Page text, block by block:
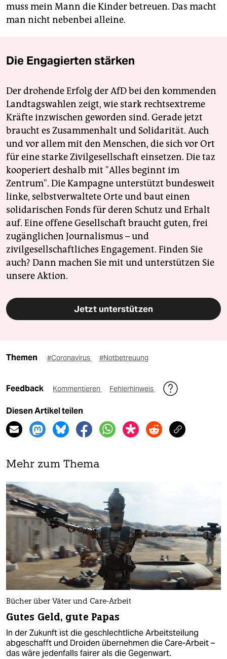
muss mein Mann die Kinder betreuen. Das macht
man nicht nebenbei alleine.
Die Engagierten stärken
Der drohende Erfolg der AfD bei den kommenden
Landtagswahlen zeigt, wie stark rechtsextreme
Kräfte inzwischen geworden sind. Gerade jetzt
braucht es Zusammenhalt und Solidarität. Auch
und vor allem mit den Menschen, die sich vor Ort
für eine starke Zivilgesellschaft einsetzen. Die taz
kooperiert deshalb mit "Alles beginnt im
Zentrum". Die Kampagne unterstützt bundesweit
linke, selbstverwaltete Orte und baut einen
solidarischen Fonds für deren Schutz und Erhalt
auf. Eine offene Gesellschaft braucht guten, frei
zugänglichen Journalismus – und
zivilgesellschaftliches Engagement. Finden Sie
auch? Dann machen Sie mit und unterstützen Sie
unsere Aktion.
Jetzt unterstützen
Themen #Coronavirus #Notbetreuung
Feedback Kommentieren Fehlerhinweis
Diesen Artikel teilen
Mehr zum Thema
Bücher über Väter und Care-Arbeit
Gutes Geld, gute Papas
In der Zukunft ist die geschlechtliche Arbeitsteilung
abgeschafft und Droiden übernehmen die Care-Arbeit –
das wäre jedenfalls fairer als die Gegenwart.